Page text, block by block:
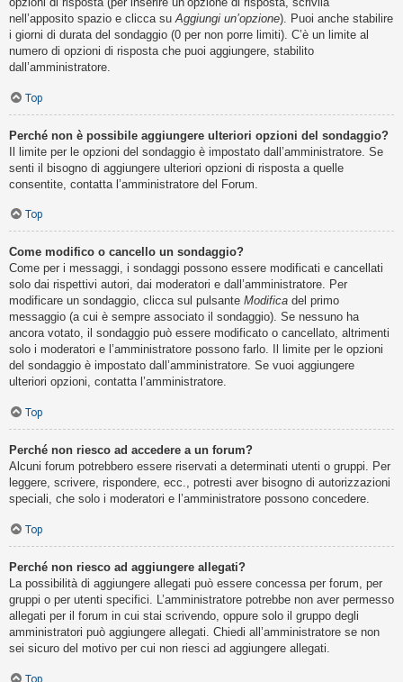
nell’apposito spazio e clicca su Aggiungi un’opzione). Puoi anche stabilire
i giorni di durata del sondaggio (0 per non porre limiti). C’è un limite al
numero di opzioni di risposta che puoi aggiungere, stabilito
dall’amministratore.
Top
Perché non è possibile aggiungere ulteriori opzioni del sondaggio?
Il limite per le opzioni del sondaggio è impostato dall’amministratore. Se
senti il bisogno di aggiungere ulteriori opzioni di risposta a quelle
consentite, contatta l’amministratore del Forum.
Top
Come modifico o cancello un sondaggio?
Come per i messaggi, i sondaggi possono essere modificati e cancellati
solo dai rispettivi autori, dai moderatori e dall’amministratore. Per
modificare un sondaggio, clicca sul pulsante Modifica del primo
messaggio (a cui è sempre associato il sondaggio). Se nessuno ha
ancora votato, il sondaggio può essere modificato o cancellato, altrimenti
solo i moderatori e l’amministratore possono farlo. Il limite per le opzioni
del sondaggio è impostato dall’amministratore. Se vuoi aggiungere
ulteriori opzioni, contatta l’amministratore.
Top
Perché non riesco ad accedere a un forum?
Alcuni forum potrebbero essere riservati a determinati utenti o gruppi. Per
leggere, scrivere, rispondere, ecc., potresti aver bisogno di autorizzazioni
speciali, che solo i moderatori e l’amministratore possono concedere.
Top
Perché non riesco ad aggiungere allegati?
La possibilità di aggiungere allegati può essere concessa per forum, per
gruppi o per utenti specifici. L’amministratore potrebbe non aver permesso
allegati per il forum in cui stai scrivendo, oppure solo il gruppo degli
amministratori può aggiungere allegati. Chiedi all’amministratore se non
sei sicuro del motivo per cui non riesci ad aggiungere allegati.
Top